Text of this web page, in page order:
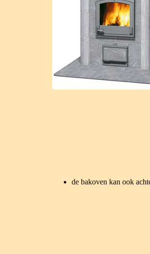
de bakoven kan ook